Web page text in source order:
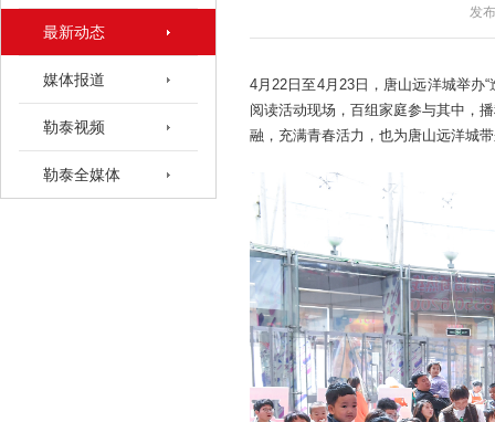
最新动态
媒体报道
勒泰视频
勒泰全媒体
发
4月22日至4月23日，唐山远洋城举办
阅读活动现场，百组家庭参与其中，
融，充满青春活力 ，也为唐山远洋城